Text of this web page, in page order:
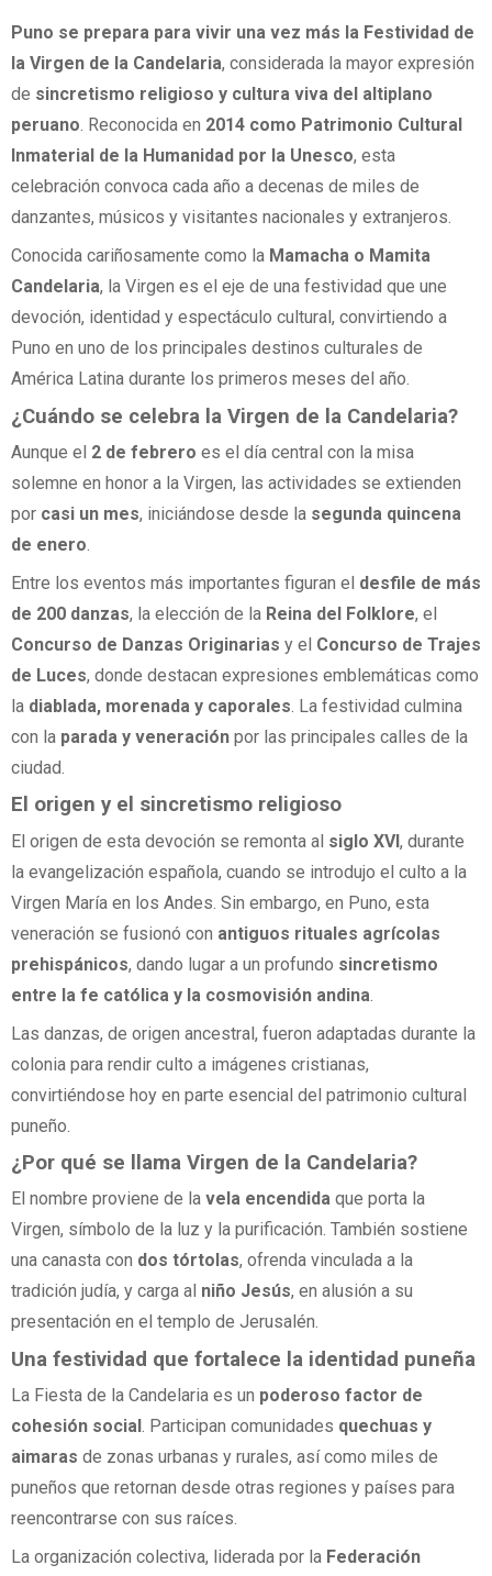
Puno se prepara para vivir una vez más la Festividad de
la Virgen de la Candelaria, considerada la mayor expresión
de sincretismo religioso y cultura viva del altiplano
peruano. Reconocida en 2014 como Patrimonio Cultural
Inmaterial de la Humanidad por la Unesco, esta
celebración convoca cada año a decenas de miles de
danzantes, músicos y visitantes nacionales y extranjeros.
Conocida cariñosamente como la Mamacha o Mamita
Candelaria, la Virgen es el eje de una festividad que une
devoción, identidad y espectáculo cultural, convirtiendo a
Puno en uno de los principales destinos culturales de
América Latina durante los primeros meses del año.
¿Cuándo se celebra la Virgen de la Candelaria?
Aunque el 2 de febrero es el día central con la misa
solemne en honor a la Virgen, las actividades se extienden
por casi un mes, iniciándose desde la segunda quincena
de enero.
Entre los eventos más importantes figuran el desfile de más
de 200 danzas, la elección de la Reina del Folklore, el
Concurso de Danzas Originarias y el Concurso de Trajes
de Luces, donde destacan expresiones emblemáticas como
la diablada, morenada y caporales. La festividad culmina
con la parada y veneración por las principales calles de la
ciudad.
El origen y el sincretismo religioso
El origen de esta devoción se remonta al siglo XVI, durante
la evangelización española, cuando se introdujo el culto a la
Virgen María en los Andes. Sin embargo, en Puno, esta
veneración se fusionó con antiguos rituales agrícolas
prehispánicos, dando lugar a un profundo sincretismo
entre la fe católica y la cosmovisión andina
Las danzas, de origen ancestral, fueron adaptadas durante la
colonia para rendir culto a imágenes cristianas,
convirtiéndose hoy en parte esencial del patrimonio cultural
puneño.
¿Por qué se llama Virgen de la Candelaria?
El nombre proviene de la vela encendida que porta la
Virgen, símbolo de la luz y la purificación. También sostiene
una canasta con dos tórtolas, ofrenda vinculada a la
tradición judía, y carga al niño Jesús, en alusión a su
presentación en el templo de Jerusalén.
Una festividad que fortalece la identidad puneña
La Fiesta de la Candelaria es un poderoso factor de
cohesión social. Participan comunidades quechuas y
aimaras de zonas urbanas y rurales, así como miles de
puneños que retornan desde otras regiones y países para
reencontrarse con sus raíces.
La organización colectiva, liderada por la Federación